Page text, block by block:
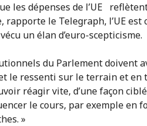
les dépenses de l’UE
le Telegraph, l’UE
un élan d’euro-scepticisme.
du Parlement doivent
le ressenti sur le terrain et en
réagir vite, d’une façon
le cours, par exemple en
»